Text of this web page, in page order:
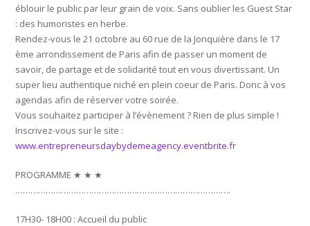
éblouir le public par leur grain de voix. Sans oublier les Guest Star
: des humoristes en herbe.
Rendez-vous le 21 octobre au 60 rue de la Jonquière dans le 17
ème arrondissement de Paris afin de passer un moment de
savoir, de partage et de solidarité tout en vous divertissant. Un
super lieu authentique niché en plein coeur de Paris. Donc à vos
agendas afin de réserver votre soirée.
Vous souhaitez participer à l’évènement ? Rien de plus simple !
Inscrivez-vous sur le site :
www.entrepreneursdaybydemeagency.eventbrite.fr
PROGRAMME ★ ★ ★
………………………………………………………………………….
17H30- 18H00 : Accueil du public